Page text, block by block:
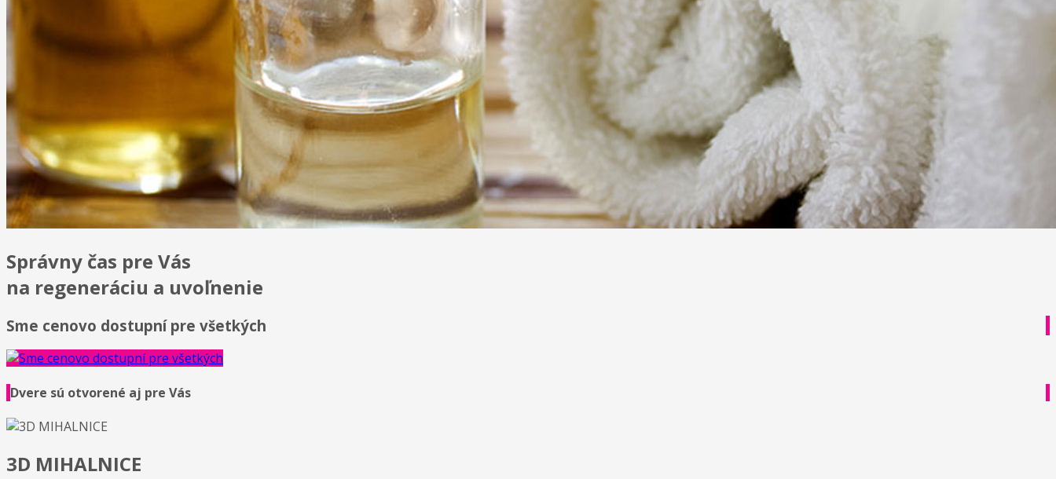
Správny čas pre Vás
na regeneráciu a uvoľnenie
Sme cenovo dostupní pre všetkých
Dvere sú otvorené aj pre Vás
3D MIHALNICE